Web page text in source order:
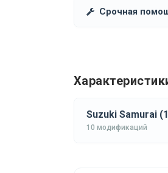
Срочная
Suzuki Samurai
10 модификаций